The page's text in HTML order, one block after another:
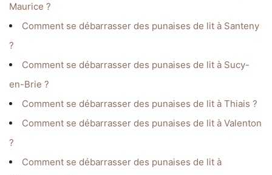
Maurice ?
Comment se débarrasser des punaises de lit à Santeny
?
Comment se débarrasser des punaises de lit à Sucy-
en-Brie ?
Comment se débarrasser des punaises de lit à Thiais ?
Comment se débarrasser des punaises de lit à Valenton
?
Comment se débarrasser des punaises de lit à